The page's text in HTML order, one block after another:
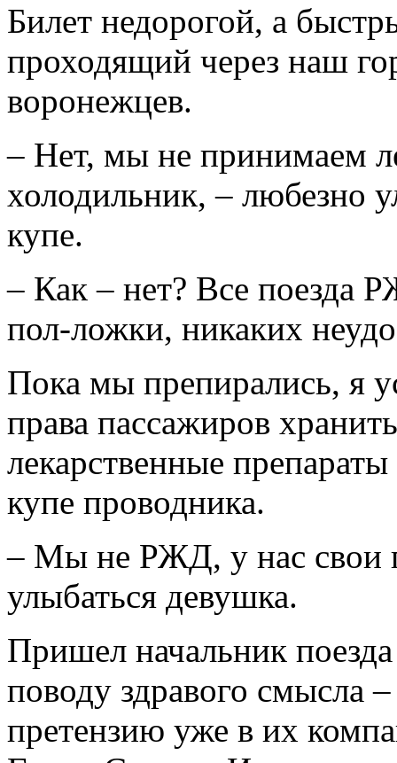
Билет недорогой, а
проходящий через наш
воронежцев.
– Нет, мы не принимаем
холодильник, – любезно
купе.
– Как – нет? Все поезда
пол-ложки, никаких
Пока мы препирались, я
права пассажиров
лекарственные
купе проводника.
– Мы не РЖД, у нас свои
улыбаться девушка.
Пришел начальник
поводу здравого смысла
претензию уже в их